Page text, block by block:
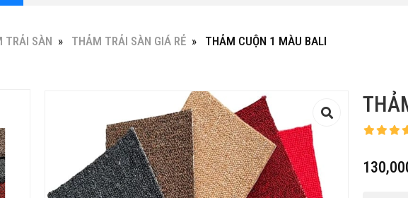
TRẢI SÀN THẢM TRẢI SÀN GIÁ RẺ THẢM CUỘN 1 MÀU BALI